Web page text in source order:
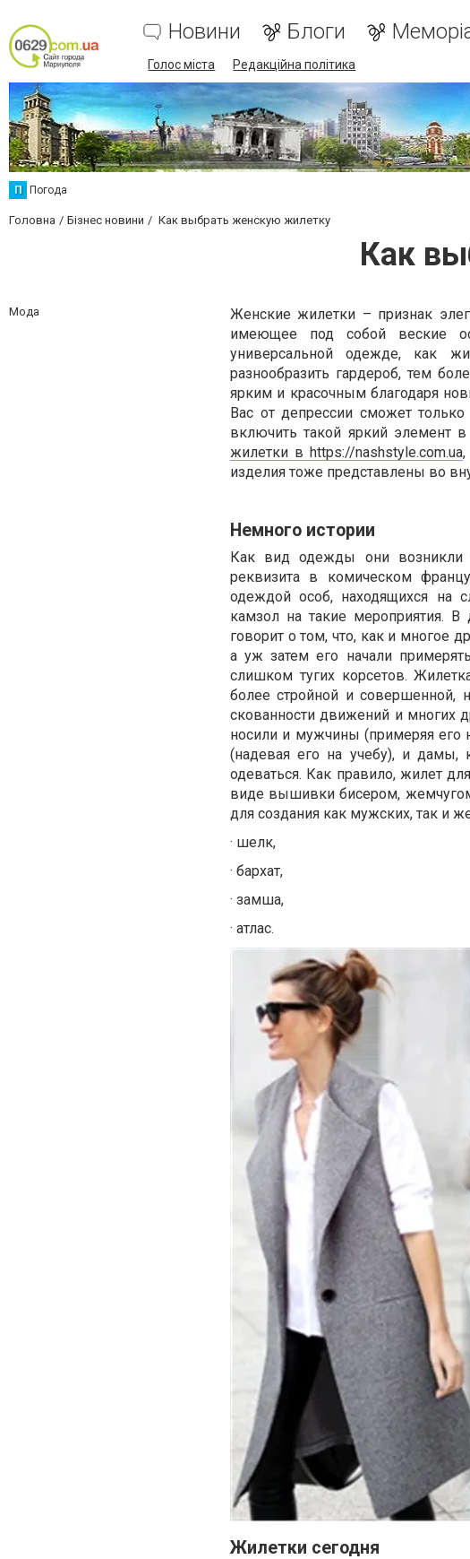
Новини Блоги
Голос міста Редакційна політика
П Погода
Головна Бізнес новини Как выбрать женскую жилетку
Как
Мода
Женские жилетки – признак
имеющее под собой веские
универсальной одежде, как
разнообразить гардероб, тем
ярким и красочным благодаря
Вас от депрессии сможет
включить такой яркий элемент
жилетки в https://nashstyle.com.ua
изделия тоже представлены во
Немного истории
Как вид одежды они возникли
реквизита в комическом
одеждой особ, находящихся на
камзол на такие мероприятия. В
говорит о том, что, как и многое
а уж затем его начали
слишком тугих корсетов.
более стройной и совершенной,
скованности движений и многих
носили и мужчины (примеряя
(надевая его на учебу), и дамы,
одеваться. Как правило, жилет
виде вышивки бисером,
для создания как мужских, так и
· шелк,
· бархат,
· замша,
· атлас.
Жилетки сегодня